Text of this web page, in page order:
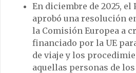
En diciembre de 2025,
aprobó una resolución
la Comisión Europea a
financiado por la UE
de viaje y los
aquellas personas de